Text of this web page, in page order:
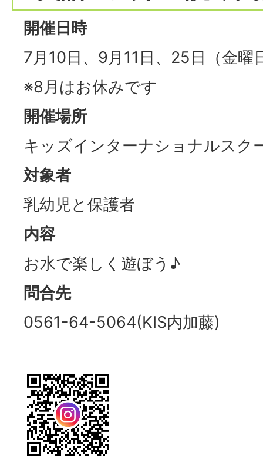
開催日時
7月10日、9月11日、25日（金曜
※8月はお休みです
開催場所
キッズインターナショナルスク
対象者
乳幼児と保護者
内容
お水で楽しく遊ぼう♪
問合先
0561-64-5064(KIS内加藤)